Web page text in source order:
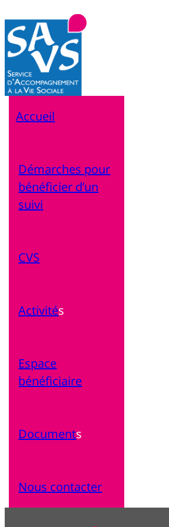
Accueil
Démarches pour
bénéficier d’un
suivi
CVS
Activités
Espace
bénéficiaire
Documents
Nous contacter